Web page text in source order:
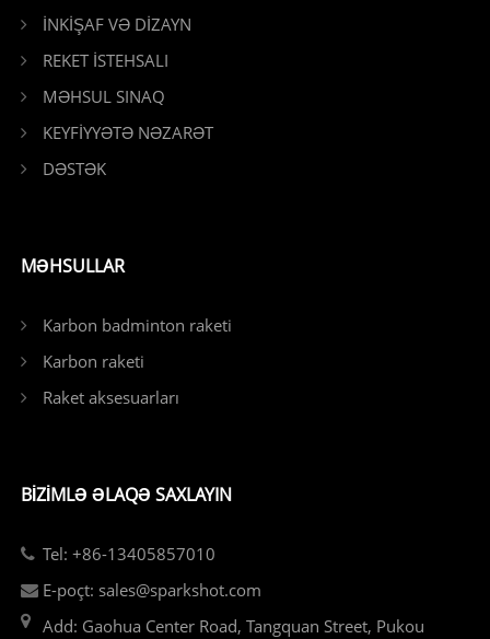
İNKİŞAF VƏ DİZAYN
REKET İSTEHSALI
MƏHSUL SINAQ
KEYFİYYƏTƏ NƏZARƏT
DƏSTƏK
MƏHSULLAR
Karbon badminton raketi
Karbon raketi
Raket aksesuarları
BIZIMLƏ ƏLAQƏ SAXLAYIN
Tel: +86-13405857010
E-poçt: sales@sparkshot.com
Add: Gaohua Center Road, Tangquan Street, Pukou